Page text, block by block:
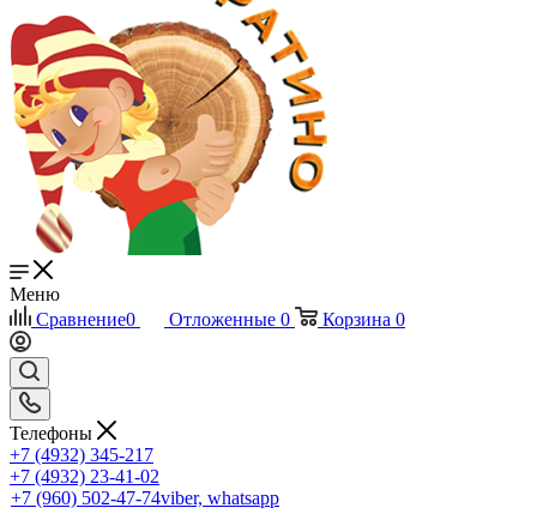
Меню
Сравнение0 Отложенные 0 Корзина 0
Телефоны
+7 (4932) 345-217
+7 (4932) 23-41-02
+7 (960) 502-47-74viber, whatsapp